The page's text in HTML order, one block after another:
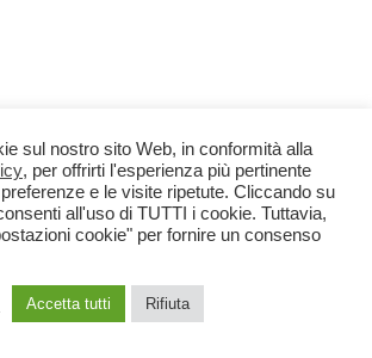
sul nostro sito Web, in conformità alla
, per offrirti l'esperienza più pertinente
e le visite ripetute. Cliccando su
all'uso di TUTTI i cookie. Tuttavia,
cookie" per fornire un consenso
Accetta tutti Rifiuta